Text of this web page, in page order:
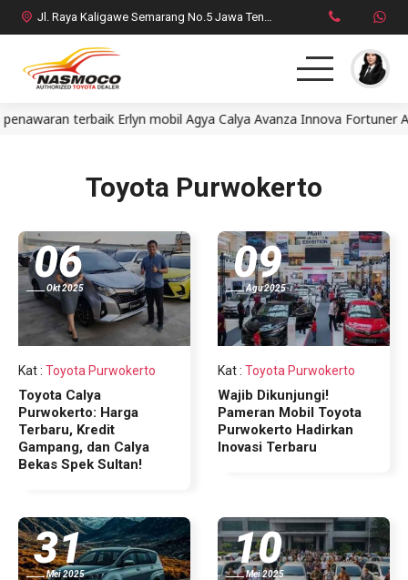
Jl. Raya Kaligawe Semarang No.5 Jawa Tengah
Home
HatchBack
Comercial
Social Media
Informasi Toyota
terbaik Erlyn mobil Agya Calya Avanza Innova Fortuner
Toyota Purwokerto
06
Okt 2025
Kat: Toyota Purwokerto
Toyota Calya
Purwokerto: Harga
Terbaru, Kredit
Gampang, dan Calya
Bekas Spek Sultan!
09
Agu 2025
Kat: Toyota Purwokerto
Wajib Dikunjungi!
Pameran Mobil Toyota
Purwokerto Hadirkan
Inovasi Terbaru
31
Mei 2025
10
Mei 2025